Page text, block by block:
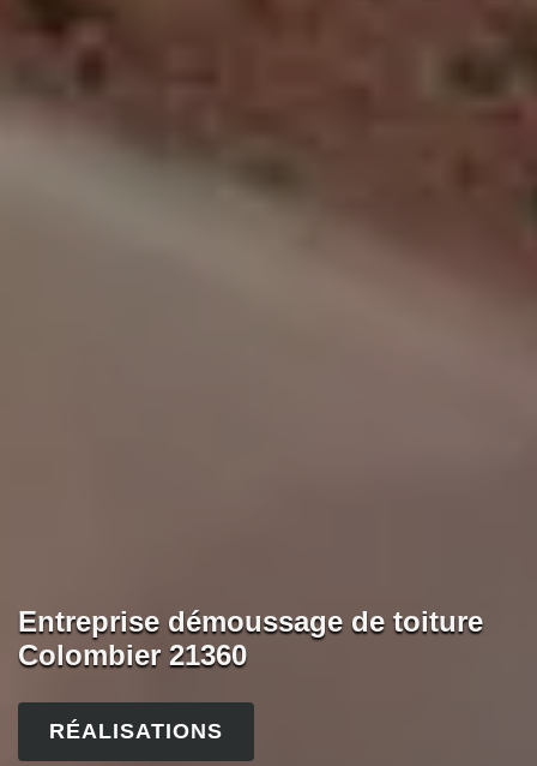
Entreprise démoussage de toiture
Colombier 21360
RÉALISATIONS